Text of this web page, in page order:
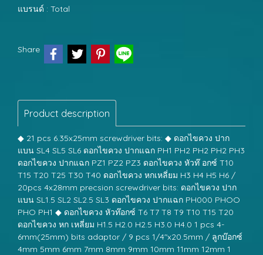
แบรนด์ : Total
Share
Product description
◆ 21 pcs 6.35x25mm screwdriver bits: ◆ ดอกไขควง ปาก
แบน SL4 SL5 SL6 ดอกไขควง ปากแฉก PH1 PH2 PH2 PH2 PH3
ดอกไขควง ปากแฉก PZ1 PZ2 PZ3 ดอกไขควง หัวท๊ อกซ์ T10
T15 T20 T25 T30 T40 ดอกไขควง หกเหลี่ยม H3 H4 H5 H6 /
20pcs 4x28mm precsion screwdriver bits: ดอกไขควง ปาก
แบน SL1.5 SL2 SL2.5 SL3 ดอกไขควง ปากแฉก PH000 PHOO
PHO PH1 ◆ ดอกไขควง หัวท๊อกซ์ T6 T7 T8 T9 T10 T15 T20
ดอกไขควง หก เหลี่ยม H1.5 H2.0 H2.5 H3.0 H4.0 1 pcs 4-
6mm(25mm) bits adaptor / 9 pcs 1/4"x20.5mm / ลูกบ๊อกซ์
4mm 5mm 6mm 7mm 8mm 9mm 10mm 11mm 12mm 1